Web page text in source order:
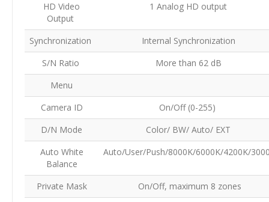
HD Video
Output
1 Analog HD output
Synchronization
Internal Synchronization
S/N Ratio
More than 62 dB
Menu
Camera ID
On/Off (0-255)
D/N Mode
Color/ BW/ Auto/ EXT
Auto White
Balance
Auto/User/Push/8000K/6000K/4200K/
Private Mask
On/Off, maximum 8 zones